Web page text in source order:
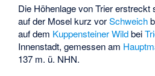
Die Höhenlage von Trier
auf der Mosel kurz vorSchweich
auf dem Kuppensteiner Wildbei
Innenstadt, gemessen am
137 m. ü. NHN.